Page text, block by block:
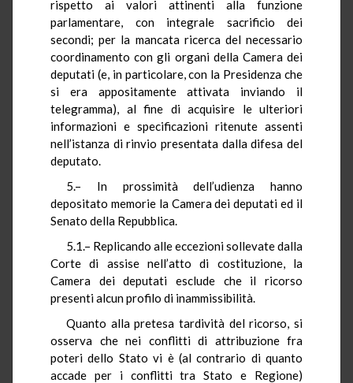
rispetto ai valori attinenti alla funzione
parlamentare, con integrale sacrificio dei
secondi; per la mancata ricerca del necessario
coordinamento con gli organi della Camera dei
deputati (e, in particolare, con la Presidenza che
si era appositamente attivata inviando il
telegramma), al fine di acquisire le ulteriori
informazioni e specificazioni ritenute assenti
nell’istanza di rinvio presentata dalla difesa del
deputato.
5.– In prossimità dell’udienza hanno
depositato memorie la Camera dei deputati ed il
Senato della Repubblica.
5.1.– Replicando alle eccezioni sollevate dalla
Corte di assise nell’atto di costituzione, la
Camera dei deputati esclude che il ricorso
presenti alcun profilo di inammissibilità.
Quanto alla pretesa tardività del ricorso, si
osserva che nei conflitti di attribuzione fra
poteri dello Stato vi è (al contrario di quanto
accade per i conflitti tra Stato e Regione)